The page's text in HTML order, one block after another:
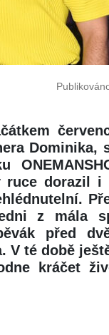
Dominika,
ruce dorazil i
z mála
před
V té době
kráčet